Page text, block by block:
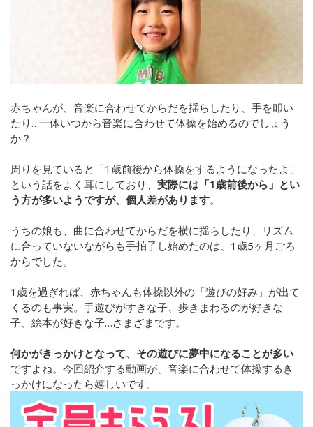
赤ちゃんが、音楽に合わせてからだを揺らしたり、手を叩い
たり…一体いつから音楽に合わせて体操を始めるのでしょう
か？
周りを見ていると「1歳前後から体操をするようになったよ」
という話をよく耳にしており、 実際には「1歳前後から」とい
う方が多いようですが、個人差があります。
うちの娘も、曲に合わせてからだを横に揺らしたり、リズム
に合っていないながらも手拍子し始めたのは、1歳5ヶ月ごろ
からでした。
1歳を過ぎれば、赤ちゃんも体操以外の「遊びの好み」が出て
くるのも事実。手遊びがすきな子、歩きまわるのが好きな
子、絵本が好きな子…さまざまです。
何かがきっかけとなって、その遊びに夢中になることが多い
ですよね。今回紹介する動画が、音楽に合わせて体操するき
っかけになったら嬉しいです。